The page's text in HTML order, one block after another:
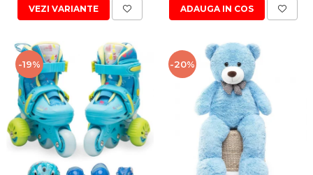
VEZI VARIANTE ADAUGA IN COS
-19% -20%